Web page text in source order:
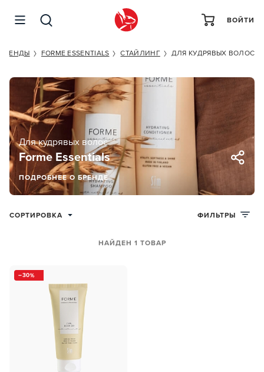
ВОЙТИ
БРЕНДЫ FORME ESSENTIALS СТАЙЛИНГ ДЛЯ КУДРЯВЫХ ВОЛОС
Forme Essentials
Для кудрявых волос
ПОДРОБНЕЕ О БРЕНДЕ
СОРТИРОВКА
НАЙДЕН 1 ТОВАР
ФИЛЬТРЫ
30